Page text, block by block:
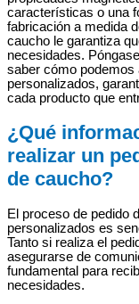
características o una
fabricación a medida
caucho le garantiza
necesidades.
saber cómo
personalizados,
cada producto que
¿Qué
realizar un
de caucho?
El proceso de pedido
personalizados es
Tanto si realiza el
asegurarse de
fundamental para
necesidades.